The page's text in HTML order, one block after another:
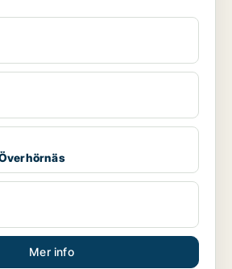
Mer info